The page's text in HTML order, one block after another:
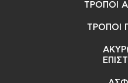
ΤΡΟΠΟΙ
ΤΡΟΠΟΙ